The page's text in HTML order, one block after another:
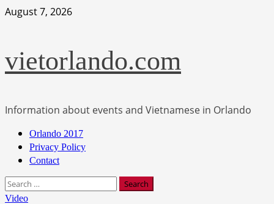
Skip
August 7, 2026
vietorlando.com
Information about events and Vietnamese in Orlando
Primary
Menu
Orlando 2017
Privacy Policy
Contact
Search
for:
Video